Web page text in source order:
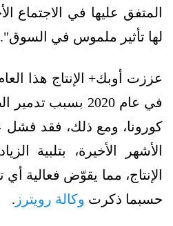
المتفق عليها في الاجتماع
لها تأثير ملموس في السوق".
عززت أوبك+ الإنتاج هذا
في عام 2020 بسبب
كورونا، ومع ذلك، فقد
الأشهر الأخيرة، بتلبية
الإنتاج، مما يقوّض فعالية أي
حسبما ذكرت وكالة رويترز .